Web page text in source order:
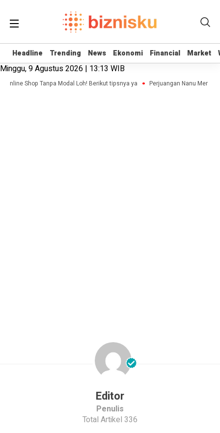
Headline Trending News Ekonomi Financial Market
Headline Trending News Ekonomi Financial Market
Minggu, 9 Agustus 2026 | 13:13 WIB
Online Shop Tanpa Modal Loh! Berikut tipsnya ya Perjuangan Nanu
Editor
Penulis
Total Artikel 336